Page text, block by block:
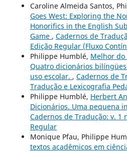
Caroline Almeida Santos,
Goes West: Exploring the
Honorifics in the English
Game , Cadernos de
Edição Regular (Fluxo
Philippe Humblé, Melhor
Quatro dicionários
uso escolar. , Cadernos de
Tradução e Lexicografia
Philippe Humblé, Herbert
Dicionários. Uma pequena
Cadernos de Tradução: v. 1
Regular
Monique Pfau, Philippe
textos acadêmicos em